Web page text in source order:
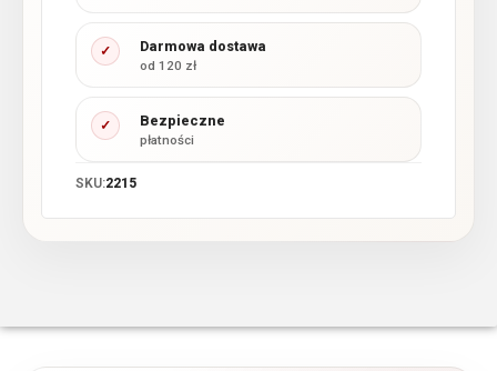
✓ Darmowa dostawa
od 120 zł
✓ Bezpieczne
płatności
SKU:2215